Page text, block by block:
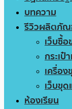
บทความ
รีวิวผลิตภั
เว็บซื้อ
กระเป๋
เครื่อง
เว็บขุ
ห้องเรียน